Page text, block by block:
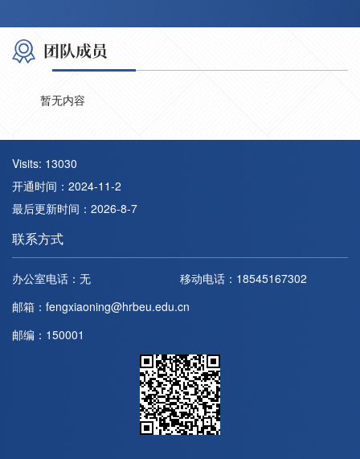
团队成员
暂无内容
Visits: 13030
开通时间： 2024-11-2
最后更新时间： 2026-8-7
联系方式
办公室电话： 无 移动电话： 18545167302
邮箱： fengxiaoning@hrbeu.edu.cn
邮编： 150001